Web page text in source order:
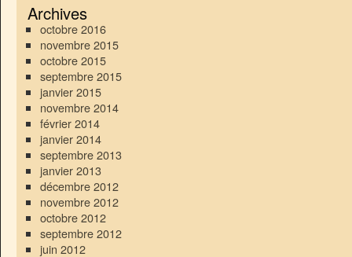
Archives
octobre 2016
novembre 2015
octobre 2015
septembre 2015
janvier 2015
novembre 2014
février 2014
janvier 2014
septembre 2013
janvier 2013
décembre 2012
novembre 2012
octobre 2012
septembre 2012
juin 2012